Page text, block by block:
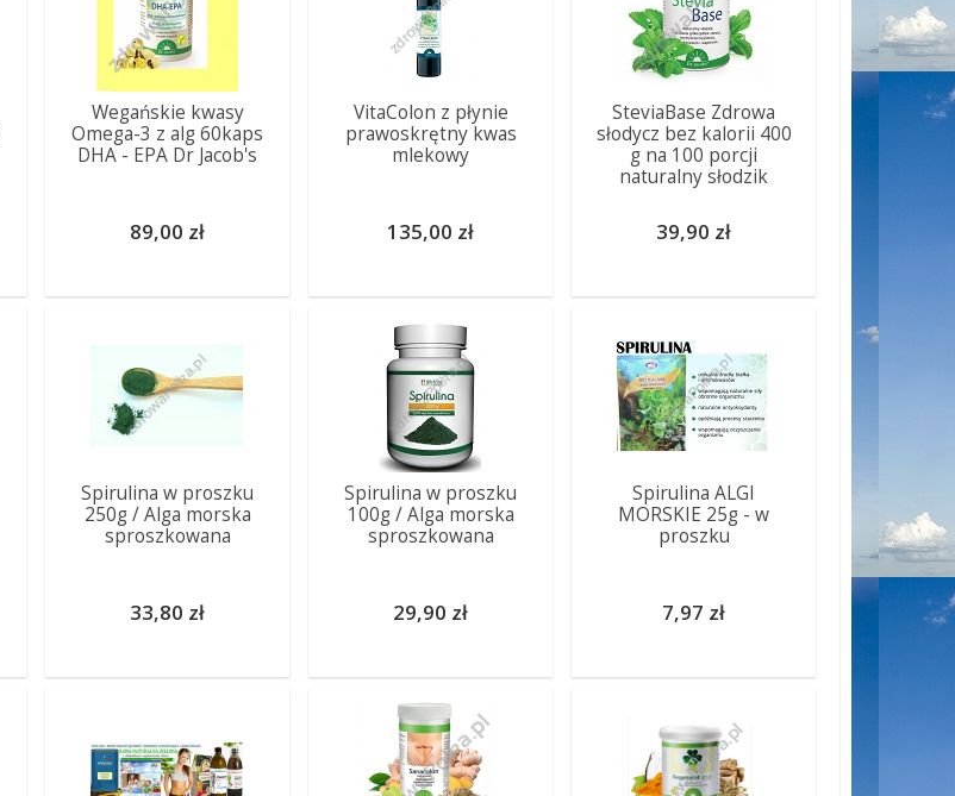
Wegańskie kwasy
Omega-3 z alg 60kaps
DHA - EPA Dr Jacob's
89,00 zł
VitaColon z płynie
prawoskrętny kwas
mlekowy
135,00 zł
SteviaBase Zdrowa
słodycz bez kalorii 400
g na 100 porcji
naturalny słodzik
39,90 zł
Spirulina w proszku
250g / Alga morska
sproszkowana
33,80 zł
Spirulina w proszku
100g / Alga morska
sproszkowana
29,90 zł
Spirulina ALGI
MORSKIE 25g - w
proszku
7,97 zł